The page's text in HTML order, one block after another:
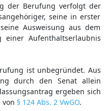
der Berufung verfolgt der
seine in erster
Ausweisung aus dem
Aufenthaltserlaubnis
ist unbegründet. Aus
durch den Senat allein
ergeben sich
von § 124 Abs. 2 VwGO.